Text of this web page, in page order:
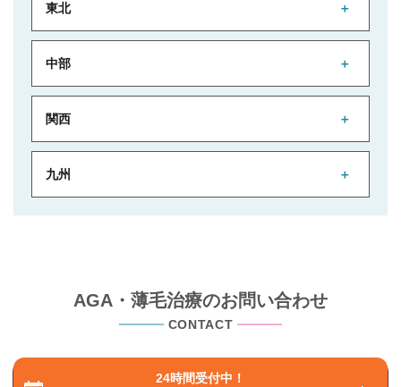
東北
中部
関西
九州
AGA・薄毛治療のお問い合わせ
CONTACT
24時間受付中！